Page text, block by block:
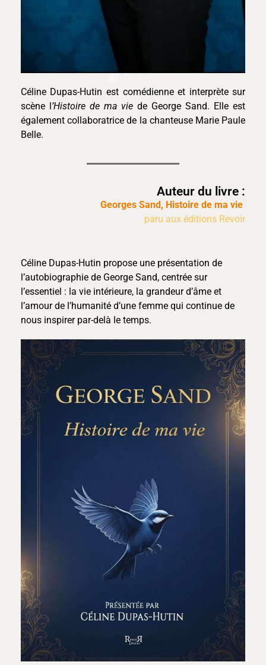
Céline Dupas-Hutin est comédienne et interprète sur
scène l’Histoire de ma viede George Sand. Elle est
également collaboratrice de la chanteuse Marie Paule
Belle.
Auteur du livre :
Georges Sand, Histoire de ma vie
paru aux éditions Revoir
Céline Dupas-Hutin propose une présentation de
l’autobiographie de George Sand, centrée sur
l’essentiel : la vie intérieure, la grandeur d’âme et
l’amour de l’humanité d’une femme qui continue de
nous inspirer par-delà le temps.